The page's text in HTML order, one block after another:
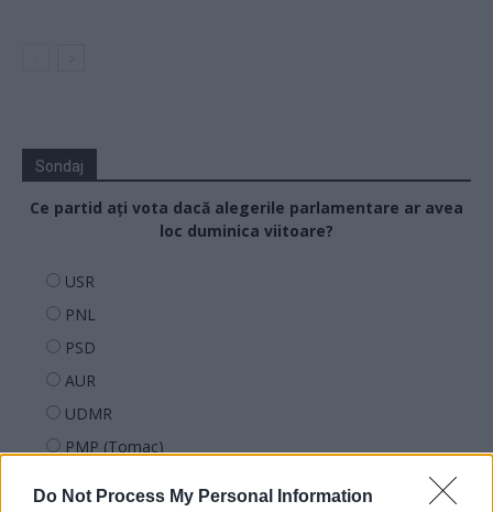
Do Not Process My Personal Information
Sondaj
Ce partid ați vota dacă alegerile parlamentare ar avea
loc duminica viitoare?
USR
PNL
PSD
AUR
UDMR
PMP (Tomac)